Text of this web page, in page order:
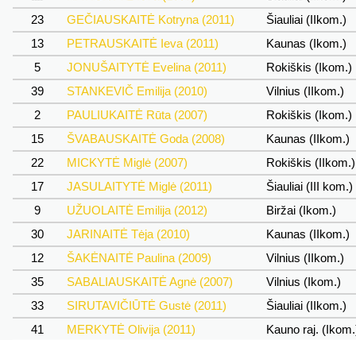
23
GEČIAUSKAITĖ Kotryna (2011)
Šiauliai (IIkom.)
13
PETRAUSKAITĖ Ieva (2011)
Kaunas (Ikom.)
5
JONUŠAITYTĖ Evelina (2011)
Rokiškis (Ikom.)
39
STANKEVIČ Emilija (2010)
Vilnius (IIkom.)
2
PAULIUKAITĖ Rūta (2007)
Rokiškis (Ikom.)
15
ŠVABAUSKAITĖ Goda (2008)
Kaunas (IIkom.)
22
MICKYTĖ Miglė (2007)
Rokiškis
17
JASULAITYTĖ Miglė (2011)
Šiauliai (III kom.)
9
UŽUOLAITĖ Emilija (2012)
Biržai (Ikom.)
30
JARINAITĖ Tėja (2010)
Kaunas (IIkom.)
12
ŠAKĖNAITĖ Paulina (2009)
Vilnius (IIkom.)
35
SABALIAUSKAITĖ Agnė (2007)
Vilnius (Ikom.)
33
SIRUTAVIČIŪTĖ Gustė (2011)
Šiauliai (IIkom.)
41
MERKYTĖ Olivija (2011)
Kauno raj.